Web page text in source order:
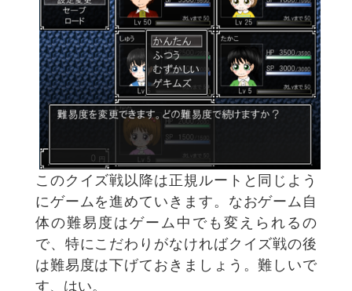
このクイズ戦以降は正規ルートと同じよう
にゲームを進めていきます。なおゲーム自
体の難易度はゲーム中でも変えられるの
で、特にこだわりがなければクイズ戦の後
は難易度は下げておきましょう。難しいで
す、はい。